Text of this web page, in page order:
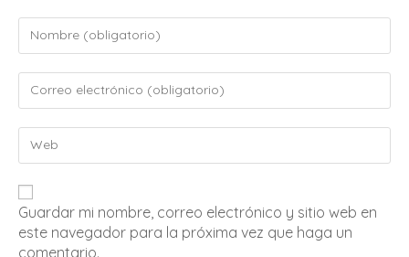
Guardar mi nombre, correo electrónico y sitio web en
este navegador para la próxima vez que haga un
comentario.